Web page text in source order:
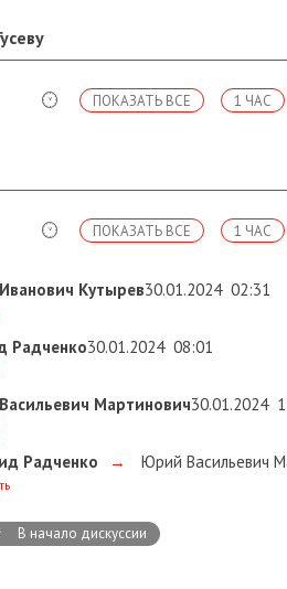
1 ЧАС
ПОКАЗАТЬ ВСЕ
1 ЧАС
ПОКАЗАТЬ ВСЕ
Кутырев30.01.2024 02:31
Радченко30.01.2024 08:01
Мартинович30.01.2024
Радченко → Юрий Васильевич
В начало дискуссии